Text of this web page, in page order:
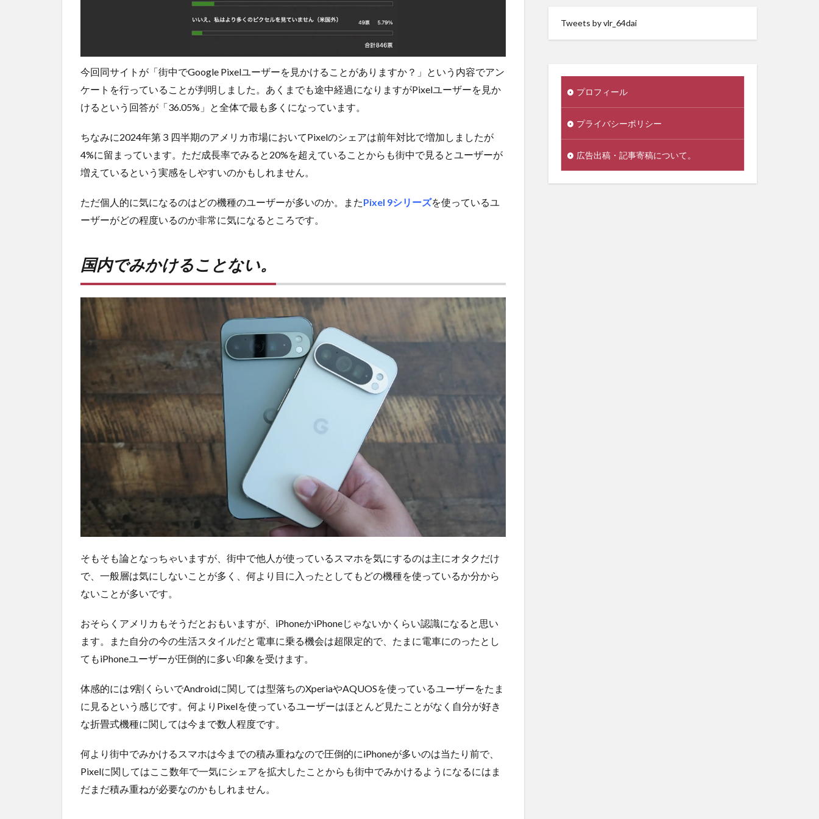
要の
オン
ライ
ョッ
おす
す
め！
今回同サイトが「街中でGoogle Pixelユーザーを見かけることがありますか？」という内容でアン
ケートを行っていることが判明しました。あくまでも途中経過になりますがPixelユーザーを見か
けるという回答が「36.05%」と全体で最も多くになっています。
ちなみに2024年第３四半期のアメリカ市場においてPixelのシェアは前年対比で増加しましたが
4%に留まっています。ただ成長率でみると20%を超えていることからも街中で見るとユーザーが
増えているという実感をしやすいのかもしれません。
ただ個人的に気になるのはどの機種のユーザーが多いのか。またPixel 9シリーズを使っているユ
ーザーがどの程度いるのか非常に気になるところです。
国内でみかけることない。
そもそも論となっちゃいますが、街中で他人が使っているスマホを気にするのは主にオタクだけ
で、一般層は気にしないことが多く、何より目に入ったとしてもどの機種を使っているか分から
ないことが多いです。
おそらくアメリカもそうだとおもいますが、iPhoneかiPhoneじゃないかくらい認識になると思い
ます。また自分の今の生活スタイルだと電車に乗る機会は超限定的で、たまに電車にのったとし
てもiPhoneユーザーが圧倒的に多い印象を受けます。
体感的には9割くらいでAndroidに関しては型落ちのXperiaやAQUOSを使っているユーザーをたま
に見るという感じです。何よりPixelを使っているユーザーはほとんど見たことがなく自分が好き
な折畳式機種に関しては今まで数人程度です。
何より街中でみかけるスマホは今までの積み重ねなので圧倒的にiPhoneが多いのは当たり前で、
Pixelに関してはここ数年で一気にシェアを拡大したことからも街中でみかけるようになるにはま
だまだ積み重ねが必要なのかもしれません。
Tweets by vlr_64dai
プロフィール
プライバシーポリシー
広告出稿・記事寄稿について。